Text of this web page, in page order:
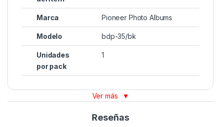
Marca Pioneer Photo Albums
Modelo bdp-35/bk
Unidades
por pack
1
Ver más ▼
Reseñas